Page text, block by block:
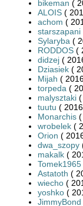
bikeman (
ALOIS (
achom (
starszapani
Sylaryba (
RODDOS (
didzej (
Dziasiek (
Mijah (
torpeda (
malysztaki
tuutu (
Monarchis
wrobelek (
Orion (
dwa_szopy
makalk (
Tomek1965
Astatoth (
wiecho (
yoshko (
JimmyBond